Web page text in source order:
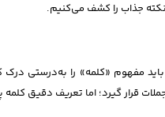
جذاب را کشف می‌کنیم.
باید مفهوم «کلمه» را به‌درستی
قرار گیرد؛ اما تعریف دقیق